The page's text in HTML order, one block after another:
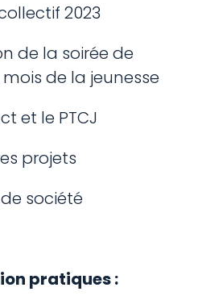
2023
de la soirée de
de la jeunesse
et le PTCJ
projets
société
pratiques :